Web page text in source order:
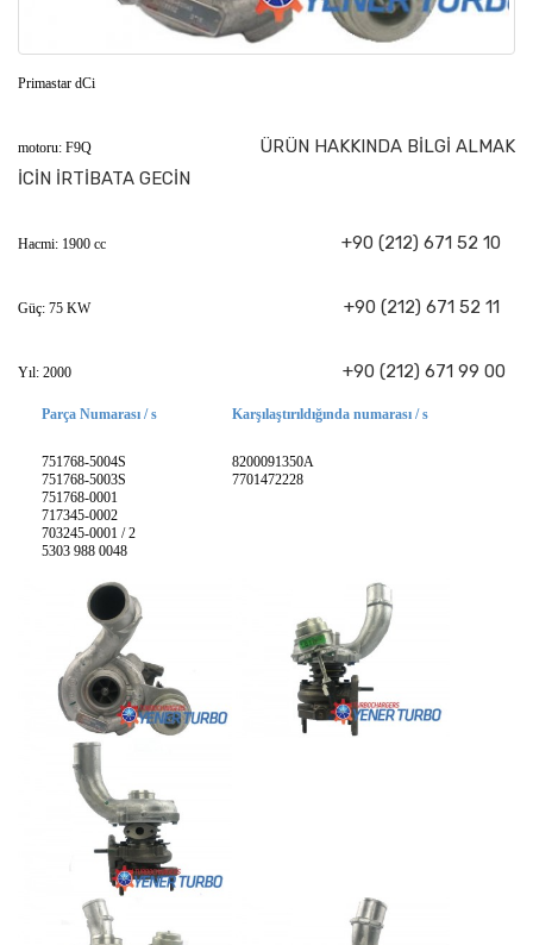
Primastar dCi
motoru: F9Q ÜRÜN HAKKINDA BİLGİ ALMAK
İCİN İRTİBATA GECİN
Hacmi: 1900 cc +90 (212) 671 52 10
Güç: 75 KW +90 (212) 671 52 11
Yıl: 2000 +90 (212) 671 99 00
Parça Numarası / s
751768-5004S
751768-5003S
751768-0001
717345-0002
703245-0001 / 2
5303 988 0048
Karşılaştırıldığında numarası / s
8200091350A
7701472228